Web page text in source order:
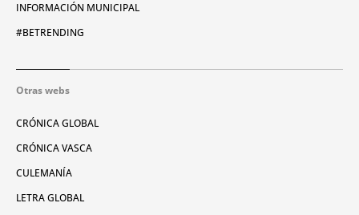
INFORMACIÓN MUNICIPAL
#BETRENDING
Otras webs
CRÓNICA GLOBAL
CRÓNICA VASCA
CULEMANÍA
LETRA GLOBAL